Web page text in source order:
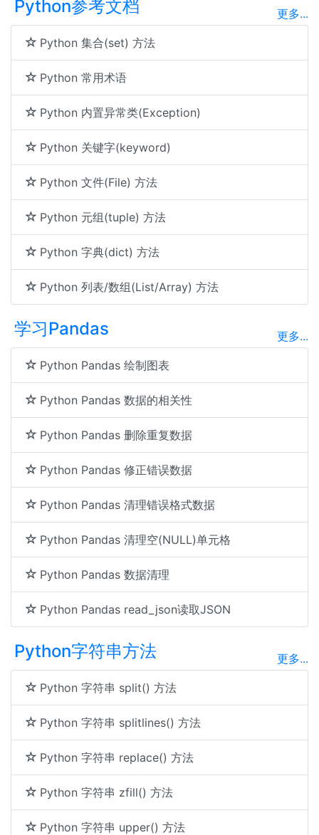
Python参考文档 更多...
Python 集合(set) 方法
Python 常用术语
Python 内置异常类(Exception)
Python 关键字(keyword)
Python 文件(File) 方法
Python 元组(tuple) 方法
Python 字典(dict) 方法
Python 列表/数组(List/Array) 方法
学习Pandas 更多...
Python Pandas 绘制图表
Python Pandas 数据的相关性
Python Pandas 删除重复数据
Python Pandas 修正错误数据
Python Pandas 清理错误格式数据
Python Pandas 清理空(NULL)单元格
Python Pandas 数据清理
Python Pandas read_json读取JSON
Python字符串方法 更多...
Python 字符串 split() 方法
Python 字符串 splitlines() 方法
Python 字符串 replace() 方法
Python 字符串 zfill() 方法
Python 字符串 upper() 方法